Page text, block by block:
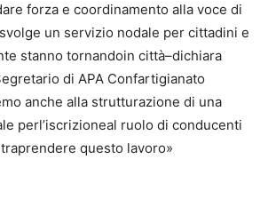
forza e coordinamento alla voce di
un servizio nodale per cittadini e
stanno tornandoin città–dichiara
di APA Confartigianato
anche alla strutturazione di una
perl’iscrizioneal ruolo di conducenti
questo lavoro»